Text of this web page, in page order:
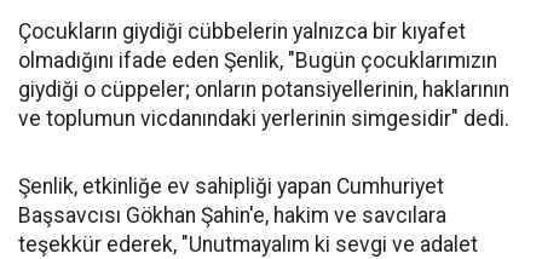
Çocukların giydiği cübbelerin yalnızca bir kıyafet
olmadığını ifade eden Şenlik, "Bugün çocuklarımızın
giydiği o cüppeler; onların potansiyellerinin, haklarının
ve toplumun vicdanındaki yerlerinin simgesidir" dedi.
Şenlik, etkinliğe ev sahipliği yapan Cumhuriyet
Başsavcısı Gökhan Şahin'e, hakim ve savcılara
teşekkür ederek, "Unutmayalım ki sevgi ve adalet